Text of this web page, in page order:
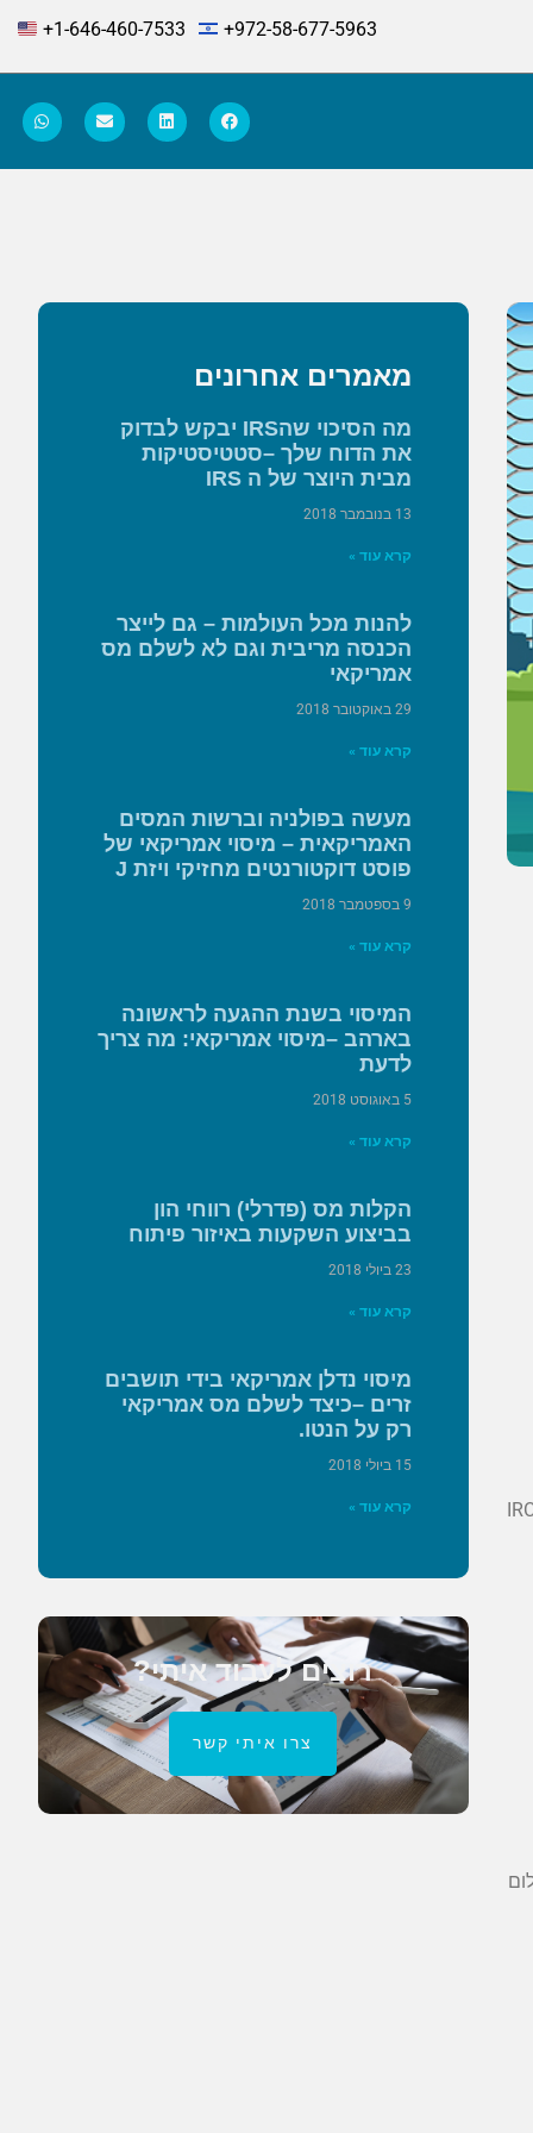
+972-58-677-5963
+1-646-460-7533
מאמרים אחרונים
מה הסיכוי שהIRS יבקש לבדוק
את הדוח שלך –סטטיסטיקות
מבית היוצר של ה IRS
13 בנובמבר 2018
קרא עוד »
להנות מכל העולמות – גם לייצר
הכנסה מריבית וגם לא לשלם מס
אמריקאי
29 באוקטובר 2018
קרא עוד »
מעשה בפולניה וברשות המסים
האמריקאית – מיסוי אמריקאי של
פוסט דוקטורנטים מחזיקי ויזת J
9 בספטמבר 2018
קרא עוד »
המיסוי בשנת ההגעה לראשונה
בארהב –מיסוי אמריקאי: מה צריך
לדעת
5 באוגוסט 2018
קרא עוד »
הקלות מס (פדרלי) רווחי הון
בביצוע השקעות באיזור פיתוח
23 ביולי 2018
קרא עוד »
מיסוי נדלן אמריקאי בידי תושבים
זרים –כיצד לשלם מס אמריקאי
רק על הנטו.
15 ביולי 2018
קרא עוד »
רוצים לעבוד איתי?
צרו איתי קשר